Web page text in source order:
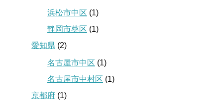
浜松市中区 (1)
静岡市葵区 (1)
愛知県 (2)
名古屋市中区 (1)
名古屋市中村区 (1)
京都府 (1)